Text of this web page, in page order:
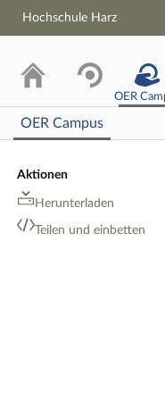
Hochschule Harz
OER
OER Campus
Aktionen
Herunterladen
Teilen und einbetten